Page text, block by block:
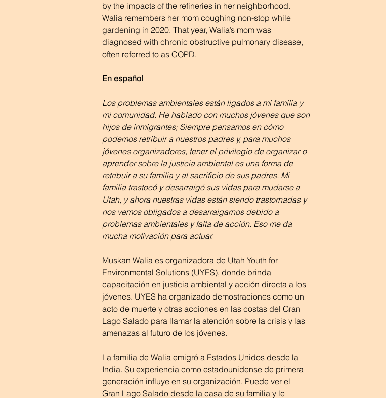
by the impacts of the refineries in her neighborhood.
Walia remembers her mom coughing non-stop while
gardening in 2020. That year, Walia’s mom was
diagnosed with chronic obstructive pulmonary disease,
often referred to as COPD.
En español
Los problemas ambientales están ligados a mi familia y
mi comunidad. He hablado con muchos jóvenes que son
hijos de inmigrantes; Siempre pensamos en cómo
podemos retribuir a nuestros padres y, para muchos
jóvenes organizadores, tener el privilegio de organizar o
aprender sobre la justicia ambiental es una forma de
retribuir a su familia y al sacrificio de sus padres. Mi
familia trastocó y desarraigó sus vidas para mudarse a
Utah, y ahora nuestras vidas están siendo trastornadas y
nos vemos obligados a desarraigarnos debido a
problemas ambientales y falta de acción. Eso me da
mucha motivación para actuar.
Muskan Walia es organizadora de Utah Youth for
Environmental Solutions (UYES), donde brinda
capacitación en justicia ambiental y acción directa a los
jóvenes. UYES ha organizado demostraciones como un
acto de muerte y otras acciones en las costas del Gran
Lago Salado para llamar la atención sobre la crisis y las
amenazas al futuro de los jóvenes.
La familia de Walia emigró a Estados Unidos desde la
India. Su experiencia como estadounidense de primera
generación influye en su organización. Puede ver el
Gran Lago Salado desde la casa de su familia y le